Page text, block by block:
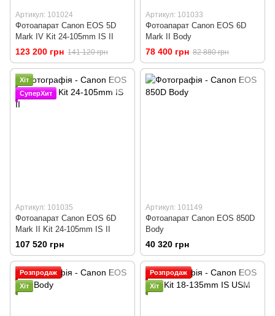
Артикул: 101024
Фотоапарат Canon EOS 5D
Mark IV Kit 24-105mm IS II
123 200 грн 141 120 грн
Артикул: 101033
Фотоапарат Canon EOS 6D
Mark II Body
78 400 грн 82 880 грн
Хіт
СуперХит
Артикул: 101035
Фотоапарат Canon EOS 6D
Mark II Kit 24-105mm IS II
107 520 грн
Артикул: 101149
Фотоапарат Canon EOS 850D
Body
40 320 грн
Розпродаж
Хіт
Розпродаж
Хіт